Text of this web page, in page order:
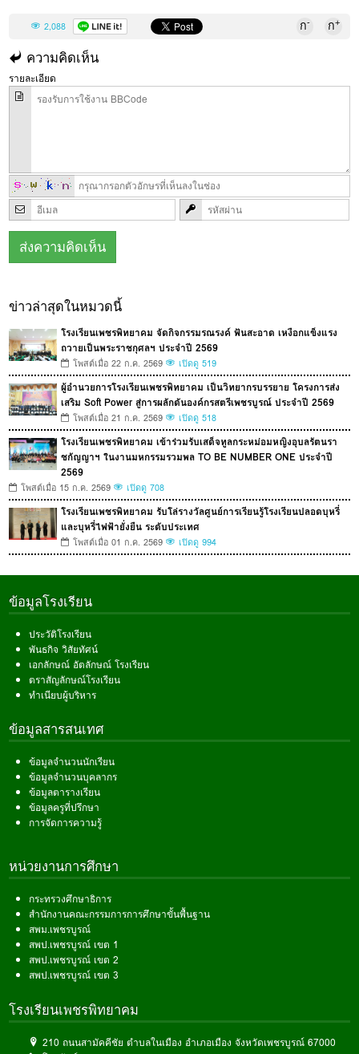
2,088 ก- ก+
ความคิดเห็น
รายละเอียด
ข่าวล่าสุดในหมวดนี้
โรงเรียนเพชรพิทยาคม จัดกิจกรรมรณรงค์ ฟันสะอาด เหงือกแข็งแรง
ถวายเป็นพระราชกุศลฯ ประจำปี 2569
โพสต์เมื่อ 22 ก.ค. 2569 เปิดดู 519
ผู้อำนวยการโรงเรียนเพชรพิทยาคม เป็นวิทยากรบรรยาย โครงการส่ง
เสริม Soft Power สู่การผลักดันองค์กรสตรีเพชรบูรณ์ ประจำปี 2569
โพสต์เมื่อ 21 ก.ค. 2569 เปิดดู 518
โรงเรียนเพชรพิทยาคม เข้าร่วมรับเสด็จทูลกระหม่อมหญิงอุบลรัตนรา
ชกัญญาฯ ในงานมหกรรมรวมพล TO BE NUMBER ONE ประจำปี
2569
โพสต์เมื่อ 15 ก.ค. 2569 เปิดดู 708
โรงเรียนเพชรพิทยาคม รับโล่รางวัลศูนย์การเรียนรู้โรงเรียนปลอดบุหรี่
และบุหรี่ไฟฟ้ายั่งยืน ระดับประเทศ
โพสต์เมื่อ 01 ก.ค. 2569 เปิดดู 994
ข้อมูลโรงเรียน
ประวัติโรงเรียน
พันธกิจ วิสัยทัศน์
เอกลักษณ์ อัตลักษณ์ โรงเรียน
ตราสัญลักษณ์โรงเรียน
ทำเนียบผู้บริหาร
ข้อมูลสารสนเทศ
ข้อมูลจำนวนนักเรียน
ข้อมูลจำนวนบุคลากร
ข้อมูลตารางเรียน
ข้อมูลครูที่ปรึกษา
การจัดการความรู้
หน่วยงานการศึกษา
กระทรวงศึกษาธิการ
สำนักงานคณะกรรมการการศึกษาขั้นพื้นฐาน
สพม.เพชรบูรณ์
สพป.เพชรบูรณ์ เขต 1
สพป.เพชรบูรณ์ เขต 2
สพป.เพชรบูรณ์ เขต 3
โรงเรียนเพชรพิทยาคม
210 ถนนสามัคคีชัย ตำบลในเมือง อำเภอเมือง จังหวัดเพชรบูรณ์ 67000